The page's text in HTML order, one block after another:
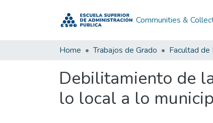
Communities &
Home Trabajos de Grado Facultad de
Debilitamiento de
lo local a lo